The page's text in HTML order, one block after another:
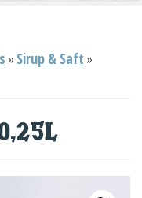
» Sirup & Saft »